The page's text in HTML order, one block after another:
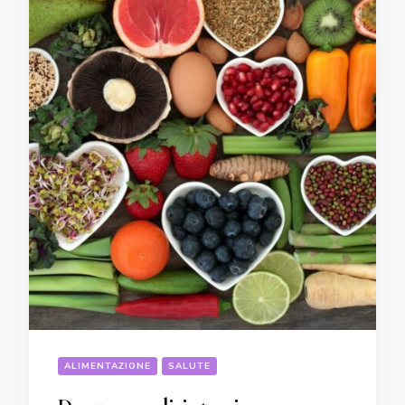
ALIMENTAZIONE SALUTE